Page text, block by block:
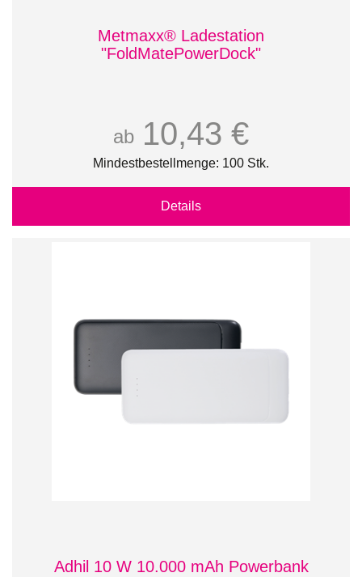
Metmaxx® Ladestation
"FoldMatePowerDock"
ab 10,43 €
Mindestbestellmenge: 100 Stk.
Details
Adhil 10 W 10.000 mAh Powerbank